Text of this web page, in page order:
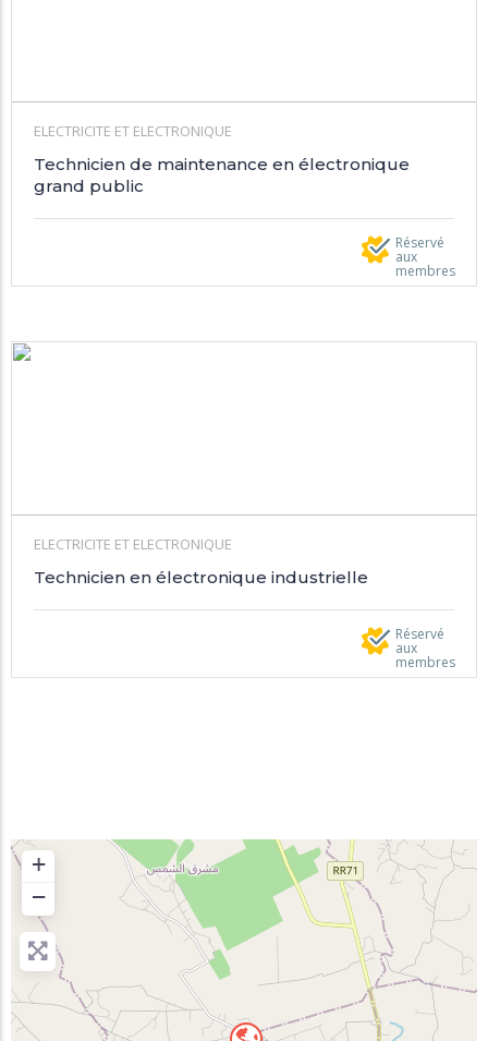
ELECTRICITE ET ELECTRONIQUE
Technicien de maintenance en électronique
grand public
Réservé
aux
membres
ELECTRICITE ET ELECTRONIQUE
Technicien en électronique industrielle
Réservé
aux
membres
+
−